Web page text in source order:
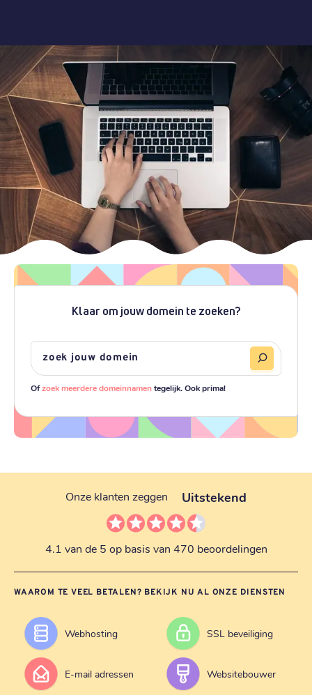
Klaar om jouw domein te zoeken?
Ofzoek meerdere domeinnamentegelijk. Ook prima!
Onze klanten zeggen Uitstekend
4.1 van de 5 op basis van 470 beoordelingen
WAAROM TE VEEL BETALEN? BEKIJK NU AL ONZE DIENSTEN
Webhosting SSL beveiliging
E-mail adressen Websitebouwer